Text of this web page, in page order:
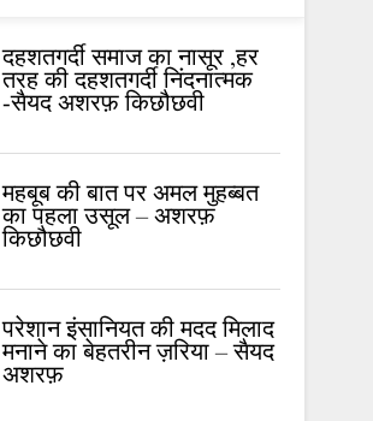
दहशतगर्दी समाज का नासूर ,हर
तरह की दहशतगर्दी निंदनात्मक
-सैयद अशरफ़ किछौछवी
महबूब की बात पर अमल मुहब्बत
का पहला उसूल – अशरफ़
किछौछवी
परेशान इंसानियत की मदद मिलाद
मनाने का बेहतरीन ज़रिया – सैयद
अशरफ़